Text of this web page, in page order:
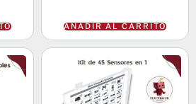
AÑADIR AL CARRITO